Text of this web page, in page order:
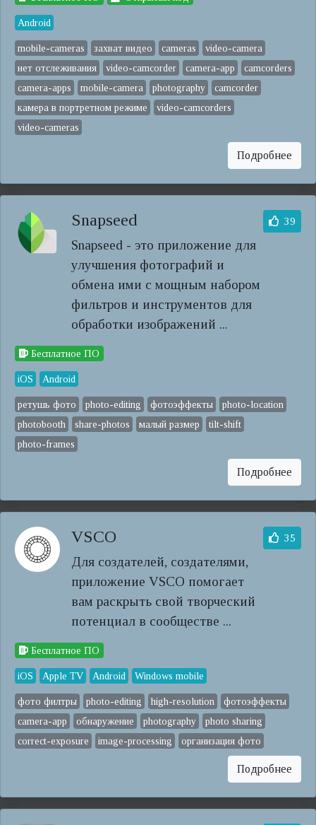
Android
mobile-cameras захват видео cameras
video-camera
нет отслеживания
video-camcorder camera-app
camcorders
camera-apps
mobile-camera photography
camcorder
камера в портретном режиме
video-camcorders
video-cameras
Подробнее
Snapseed
Snapseed - это приложение для
улучшения фотографий и
обмена ими с мощным набором
фильтров и инструментов для
обработки изображений ...
39
Бесплатное ПО
iOS Android
ретушь фото photo-editing фотоэффекты
photo-location
photobooth
share-photos малый размер
tilt-shift
photo-frames
Подробнее
VSCO
Для создателей, создателями,
приложение VSCO помогает
вам раскрыть свой творческий
потенциал в сообществе ...
35
Бесплатное ПО
iOS Apple TV Android Windows mobile
фото филтры photo-editing high-resolution
фотоэффекты
camera-app
обнаружение photography
photo sharing
correct-exposure
image-processing организация фото
Подробнее